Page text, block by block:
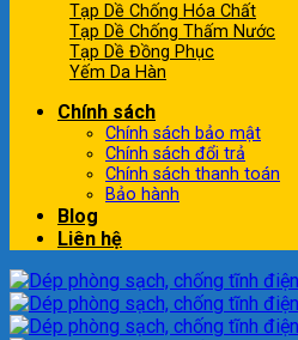
Tạp Dề Chống Hóa Chất
Tạp Dề Chống Thấm Nước
Tạp Dề Đồng Phục
Yếm Da Hàn
Chính sách
Chính sách bảo mật
Chính sách đổi trả
Chính sách thanh toán
Bảo hành
Blog
Liên hệ